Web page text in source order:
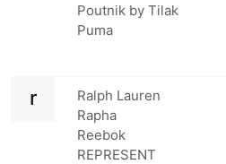
Poutnik by Tilak
Puma
r
Ralph Lauren
Rapha
Reebok
REPRESENT